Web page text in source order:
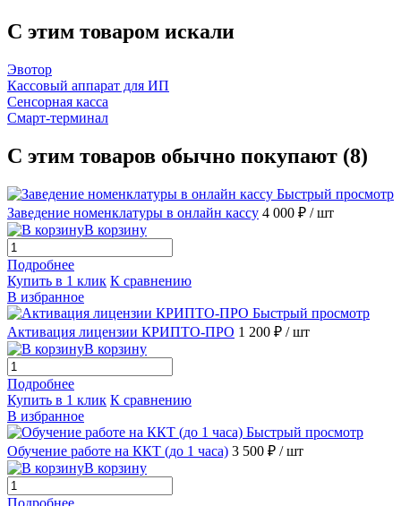
C этим товаром искали
Эвотор
Кассовый аппарат для ИП
Сенсорная касса
Смарт-терминал
С этим товаров обычно покупают (8)
Быстрый просмотр
Заведение номенклатуры в онлайн кассу 4 000 ₽ / шт
В корзину
Подробнее
Купить в 1 клик К сравнению
В избранное
Быстрый просмотр
Активация лицензии КРИПТО-ПРО 1 200 ₽ / шт
В корзину
Подробнее
Купить в 1 клик К сравнению
В избранное
Быстрый просмотр
Обучение работе на ККТ (до 1 часа) 3 500 ₽ / шт
В корзину
Подробнее